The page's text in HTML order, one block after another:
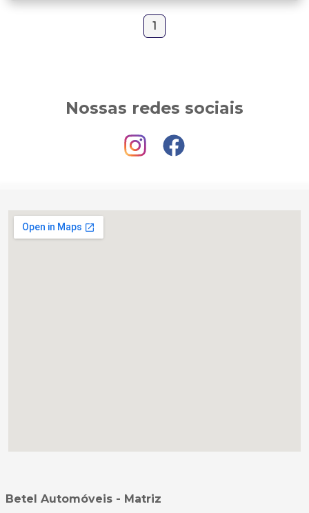
1
Nossas redes sociais
Betel Automóveis - Matriz